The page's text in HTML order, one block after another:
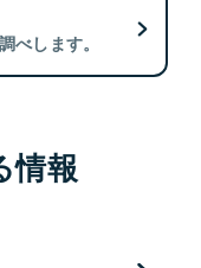
べします。
情報